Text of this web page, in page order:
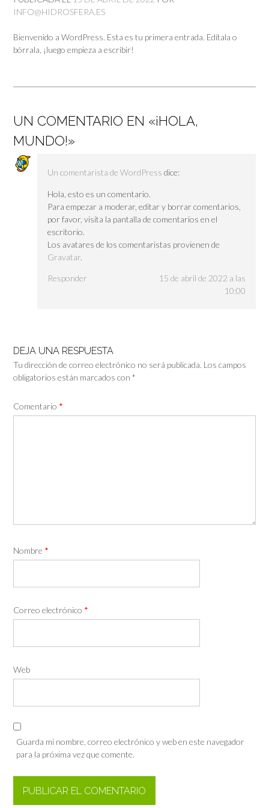
INFO@HIDROSFERA.ES
Bienvenido a WordPress. Esta es tu primera entrada. Edítala o
bórrala, ¡luego empieza a escribir!
UN COMENTARIO EN «¡HOLA,
MUNDO!»
Un comentarista de WordPress dice:
Hola, esto es un comentario.
Para empezar a moderar, editar y borrar comentarios,
por favor, visita la pantalla de comentarios en el
escritorio.
Los avatares de los comentaristas provienen de
Gravatar.
Responder
15 de abril de 2022 a las
10:00
DEJA UNA RESPUESTA
Tu dirección de correo electrónico no será publicada. Los campos
obligatorios están marcados con *
Comentario *
Nombre *
Correo electrónico *
Web
Guarda mi nombre, correo electrónico y web en este navegador
para la próxima vez que comente.